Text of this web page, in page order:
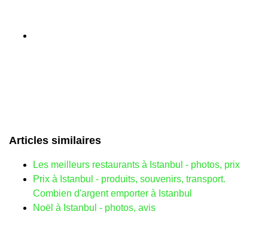
Articles similaires
Les meilleurs restaurants à Istanbul - photos, prix
Prix ​​à Istanbul - produits, souvenirs, transport.
Combien d'argent emporter à Istanbul
Noël à Istanbul - photos, avis